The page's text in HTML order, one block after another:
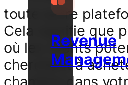
Revenue
toute autre
Cela signifie que
où les clients
cherchent à
chambre dans